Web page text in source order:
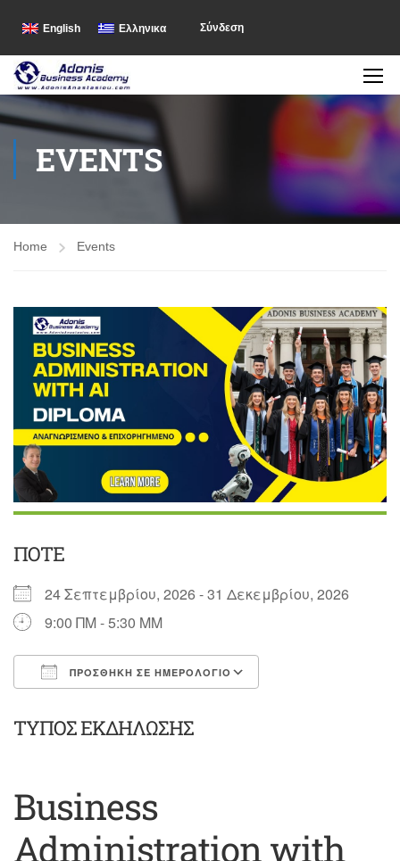
English Ελληνικα Σύνδεση
EVENTS
Home Events
ΠΌΤΕ
24 Σεπτεμβρίου, 2026 - 31 Δεκεμβρίου, 2026
9:00 ΠΜ - 5:30 ΜΜ
ΠΡΟΣΘΉΚΗ ΣΕ ΗΜΕΡΟΛΌΓΙΟ
ΤΎΠΟΣ ΕΚΔΉΛΩΣΗΣ
Business
Administration with